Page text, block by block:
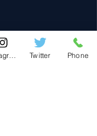
With KIT
Twitter Phone